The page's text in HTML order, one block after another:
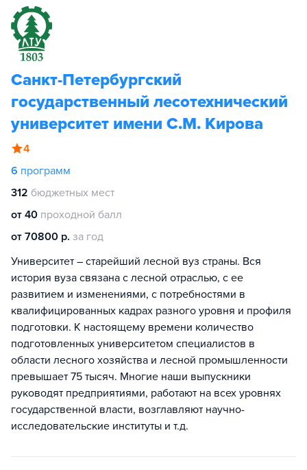
Санкт-Петербургский
государственный лесотехнический
университет имени С.М. Кирова
4
6 программ
312 бюджетных мест
от 40 проходной балл
от 70800 р. за год
Университет – старейший лесной вуз страны. Вся
история вуза связана с лесной отраслью, с ее
развитием и изменениями, с потребностями в
квалифицированных кадрах разного уровня и профиля
подготовки. К настоящему времени количество
подготовленных университетом специалистов в
области лесного хозяйства и лесной промышленности
превышает 75 тысяч. Многие наши выпускники
руководят предприятиями, работают на всех уровнях
государственной власти, возглавляют научно-
исследовательские институты и т.д.